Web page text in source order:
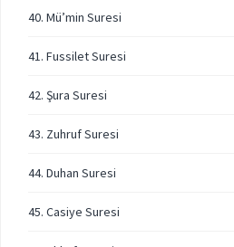
40. Mü’min Suresi
41. Fussilet Suresi
42. Şura Suresi
43. Zuhruf Suresi
44. Duhan Suresi
45. Casiye Suresi